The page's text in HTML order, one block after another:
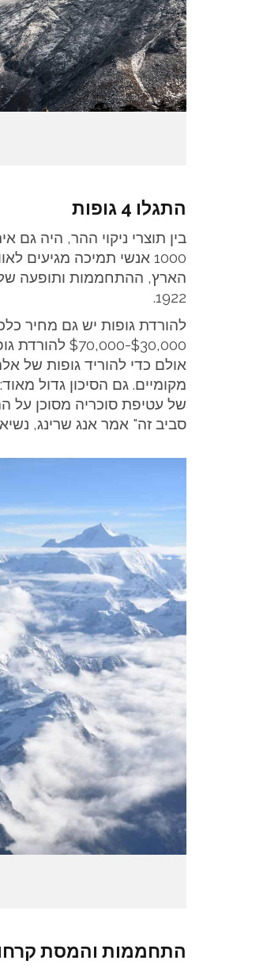
התגלו 4 גופות
1000 אנשי תמיכה מגיעים לאוורסט. הסיבה לאיתור, אומרים
1922.
להורדת גופות יש גם מחיר
$30,000-
מקומיים. גם הסיכון גדול
של עטיפת סוכריה מסוכן על
סביב זה" אמר אנג שרינג, נשיא
התחממות והמסת